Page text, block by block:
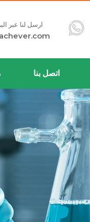
ارسل لنا عبر
اتصل بنا